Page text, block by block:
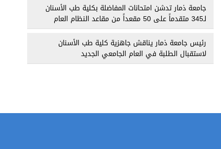
جامعة ذمار تدشن امتحانات المفاضلة بكلية طب الأسنان
لـ345 متقدماً على 50 مقعداً من مقاعد النظام العام
رئيس جامعة ذمار يناقش جاهزية كلية طب الأسنان
لاستقبال الطلبة في العام الجامعي الجديد